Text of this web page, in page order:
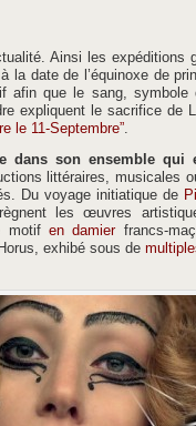
Ainsi les
la date de l’équinoxe de
afin que le sang,
expliquent le sacrifice de
le 11-Septembre”
dans son ensemble qui
littéraires, musicales
Du voyage initiatique de
les œuvres
motifen damierfrancs-
exhibé sous de